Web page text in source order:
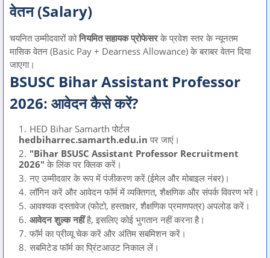
वेतन (Salary)
चयनित उम्मीदवारों कोनियमित सहायक प्रोफेसरके प्रवेश स्तर के न्यूनतम
मासिक वेतन (Basic Pay + Dearness Allowance) के बराबर वेतन दिया
जाएगा।
BSUSC Bihar Assistant Professor
2026: आवेदन कैसे करें?
HED Bihar Samarth पोर्टल
hedbiharrec.samarth.edu.in पर जाएं।
"Bihar BSUSC Assistant Professor Recruitment
2026" के लिंक पर क्लिक करें।
नए उम्मीदवार के रूप में पंजीकरण करें (ईमेल और मोबाइल नंबर)।
लॉगिन करें और आवेदन फॉर्म में व्यक्तिगत, शैक्षणिक और संपर्क विवरण भरें।
आवश्यक दस्तावेज (फोटो, हस्ताक्षर, शैक्षणिक प्रमाणपत्र) अपलोड करें।
आवेदन शुल्क नहींहै, इसलिए कोई भुगतान नहीं करना है।
फॉर्म का प्रीव्यू चेक करें और अंतिम सबमिशन करें।
सबमिटेड फॉर्म का प्रिंटआउट निकाल लें।